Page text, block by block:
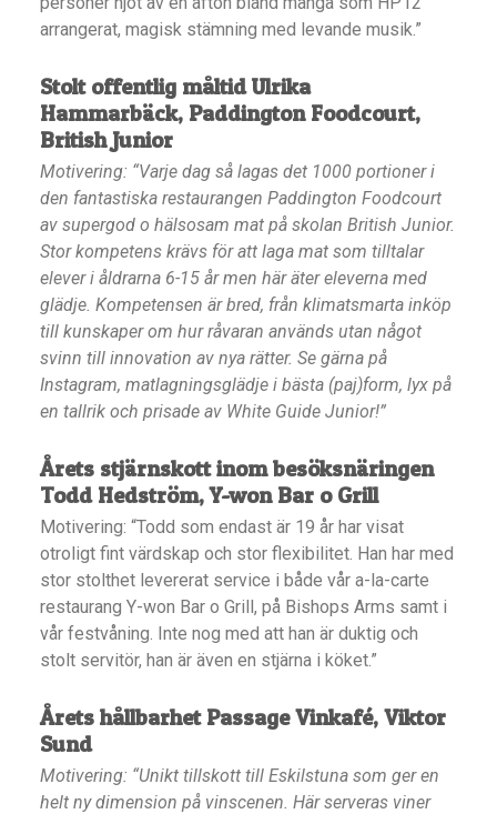
arrangerat, magisk stämning med levande musik.”
Stolt offentlig måltidUlrika
Hammarbäck, Paddington Foodcourt,
British Junior
Motivering: “Varje dag så lagas det 1000 portioner i
den fantastiska restaurangen Paddington Foodcourt
av supergod o hälsosam mat på skolan British Junior.
Stor kompetens krävs för att laga mat som tilltalar
elever i åldrarna 6-15 år men här äter eleverna med
glädje. Kompetensen är bred, från klimatsmarta inköp
till kunskaper om hur råvaran används utan något
svinn till innovation av nya rätter. Se gärna på
Instagram, matlagningsglädje i bästa (paj)form, lyx på
en tallrik och prisade av White Guide Junior!”
Årets stjärnskott inom besöksnäringen
Todd Hedström, Y-won Bar o Grill
Motivering: “Todd som endast är 19 år har visat
otroligt fint värdskap och stor flexibilitet. Han har med
stor stolthet levererat service i både vår a-la-carte
restaurang Y-won Bar o Grill, på Bishops Arms samt i
vår festvåning. Inte nog med att han är duktig och
stolt servitör, han är även en stjärna i köket.”
Årets hållbarhet Passage Vinkafé, Viktor
Sund
Motivering: “Unikt tillskott till Eskilstuna som ger en
helt ny dimension på vinscenen. Här serveras viner